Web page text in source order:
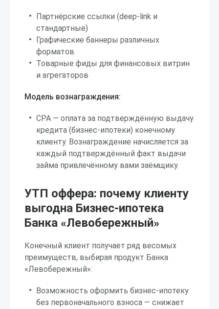
Партнёрские ссылки (deep-link и
стандартные)
Графические баннеры различных
форматов
Товарные фиды для финансовых витрин
и агрегаторов
Модель вознаграждения:
CPA — оплата за подтверждённую выдачу
кредита (бизнес-ипотеки) конечному
клиенту. Вознаграждение начисляется за
каждый подтверждённый факт выдачи
займа привлечённому вами заёмщику.
УТП оффера: почему клиенту
выгодна Бизнес-ипотека
Банка «Левобережный»
Конечный клиент получает ряд весомых
преимуществ, выбирая продукт Банка
«Левобережный»:
Возможность оформить бизнес-ипотеку
без первоначального взноса — снижает